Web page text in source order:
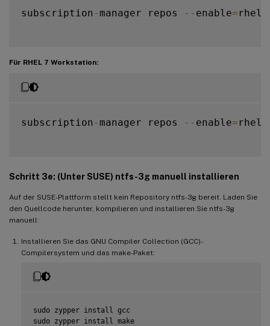
subscription - manager repos -- enable= rhel
Für RHEL 7 Workstation:
subscription - manager repos -- enable= rhel
Schritt 3e: (Unter SUSE) ntfs-3g manuell installieren
Auf der SUSE-Plattform stellt kein Repository ntfs-3g bereit. Laden Sie
den Quellcode herunter, kompilieren und installieren Sie ntfs-3g
manuell:
Installieren Sie das GNU Compiler Collection (GCC)-
Compilersystem und das make-Paket:
sudo zypper install gcc
sudo zypper install make